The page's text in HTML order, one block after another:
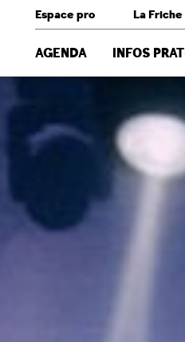
Espace pro La Friche
AGENDA INFOS